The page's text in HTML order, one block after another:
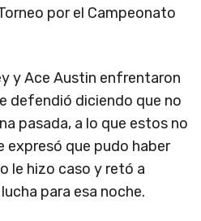
por el Campeonato
y Ace Austin enfrentaron
defendió diciendo que no
pasada, a lo que estos no
expresó que pudo haber
le hizo caso y retó a
para esa noche.